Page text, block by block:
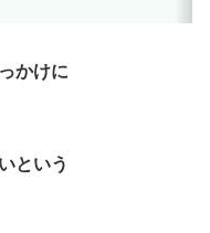
かけに
という